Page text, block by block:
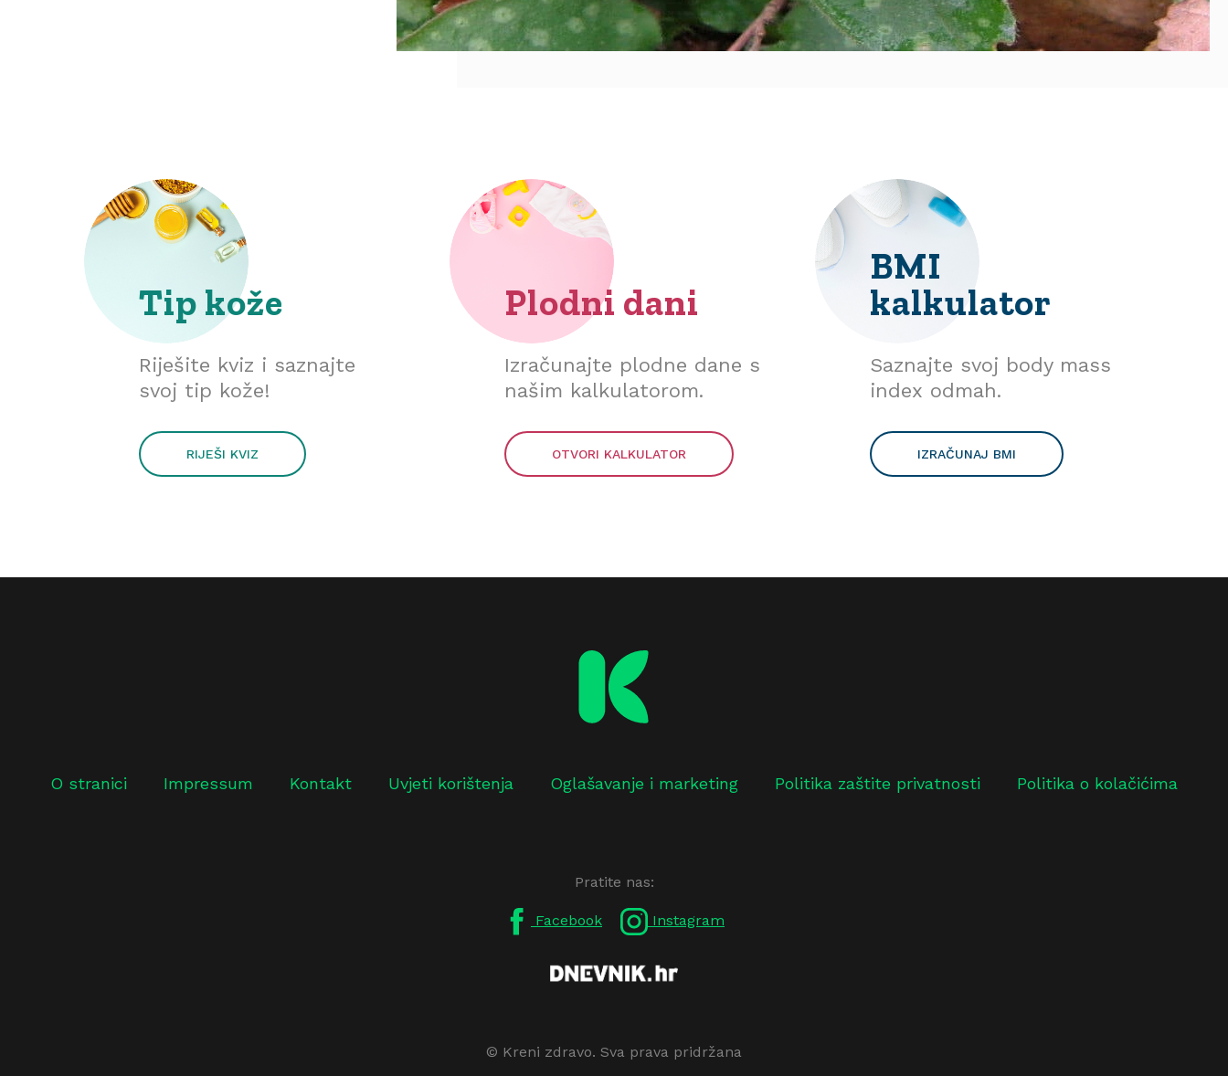
Tip kože
Riješite kviz i saznajte
svoj tip kože!
RIJEŠI KVIZ
Plodni dani
Izračunajte plodne dane s
našim kalkulatorom.
OTVORI KALKULATOR
BMI
kalkulator
Saznajte svoj body mass
index odmah.
IZRAČUNAJ BMI
O stranici Impressum Kontakt Uvjeti korištenja Oglašavanje i marketing Politika zaštite privatnosti Politika o kolačićima
Pratite nas:
Facebook Instagram
© Kreni zdravo. Sva prava pridržana